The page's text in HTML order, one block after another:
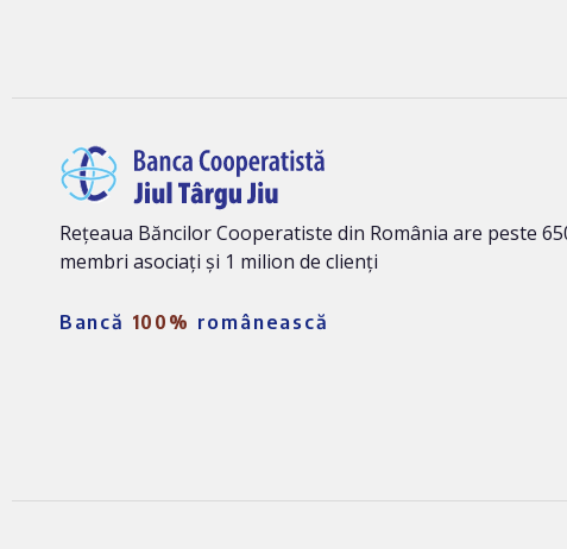
Rețeaua Băncilor Cooperatiste din România are peste
membri asociați și 1 milion de clienți
Bancă 100% românească